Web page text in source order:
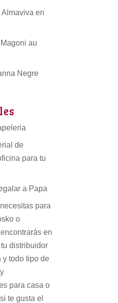
Almaviva en
au
Negre
de
para tu
a Papa
para
o
en
tudistribuidor
y todo tipo de
y
para casa o
te gusta el